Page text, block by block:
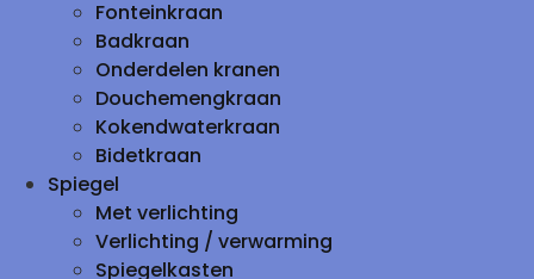
Fonteinkraan
Badkraan
Onderdelen kranen
Douchemengkraan
Kokendwaterkraan
Bidetkraan
Spiegel
Met verlichting
Verlichting / verwarming
Spiegelkasten